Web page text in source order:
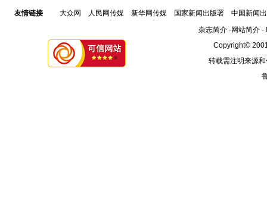
友情链接 大众网 人民网传媒 新华网传媒 国家新闻出版署
中国新闻
杂志简介-网站简介-
Copyright©
转载需注明来源